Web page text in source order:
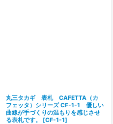
丸三タカギ 表札 CAFETTA（カ
フェッタ）シリーズ CF-1-1 優しい
曲線が手づくりの温もりを感じさせ
る表札です。
[CF-1-1]